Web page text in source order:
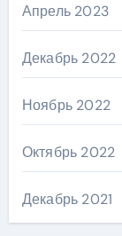
Апрель 2023
Декабрь 2022
Ноябрь 2022
Октябрь 2022
Декабрь 2021